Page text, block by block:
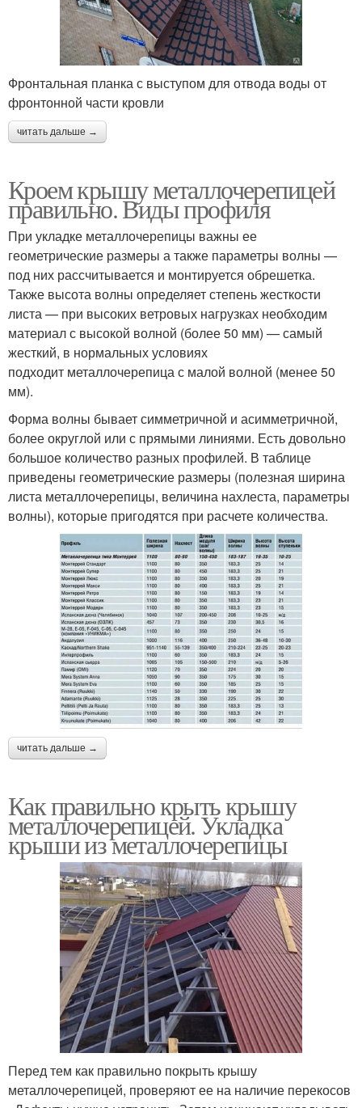
Фронтальная планка с выступом для отвода воды от
фронтонной части кровли
читать дальше →
Кроем крышу металлочерепицей
правильно. Виды профиля
При укладке металлочерепицы важны ее
геометрические размеры а также параметры волны —
под них рассчитывается и монтируется обрешетка.
Также высота волны определяет степень жесткости
листа — при высоких ветровых нагрузках необходим
материал с высокой волной (более 50 мм) — самый
жесткий, в нормальных условиях
подходит металлочерепица с малой волной (менее 50
мм).
Форма волны бывает симметричной и асимметричной,
более округлой или с прямыми линиями. Есть довольно
большое количество разных профилей. В таблице
приведены геометрические размеры (полезная ширина
листа металлочерепицы, величина нахлеста, параметры
волны), которые пригодятся при расчете количества.
читать дальше →
Как правильно крыть крышу
металлочерепицей. Укладка
крыши из металлочерепицы
Перед тем как правильно покрыть крышу
металлочерепицей, проверяют ее на наличие перекосов